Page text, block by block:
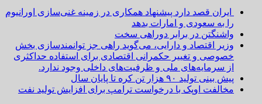
ایران قصد دارد پیشنهاد همکاری در زمینه غنی‌سازی اورانیوم
را به سعودی و امارات بدهد
واشنگتن در برابر دوراهی سخت
وزیر اقتصاد و دارایی، می‌گوید راهی جز توانمندسازی بخش
خصوصی و تغییر حکمرانی اقتصادی برای استفاده حداکثری
از سرمایه‌های ملی و ظرفیت‌های داخلی وجود ندارد.
پیش بینی تولید ۹۰ هزار تن کره تا پایان سال
مخالفت اوپک با درخواست ترامپ برای افزایش تولید نفت